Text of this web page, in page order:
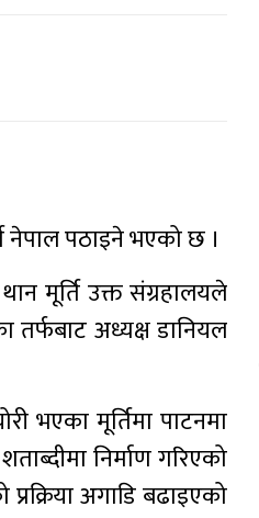
नेपाल पठाइने भएको छ ।
मूर्ति उक्त संग्रहालयले
तर्फबाट अध्यक्ष डानियल
भएका मूर्तिमा पाटनमा
निर्माण गरिएको
अगाडि बढाइएको